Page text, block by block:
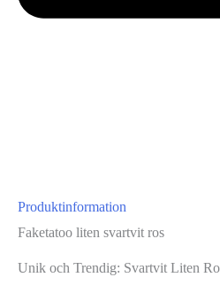
Produktinformation
Faketatoo liten svartvit ros
Unik och Trendig: Svartvit Liten